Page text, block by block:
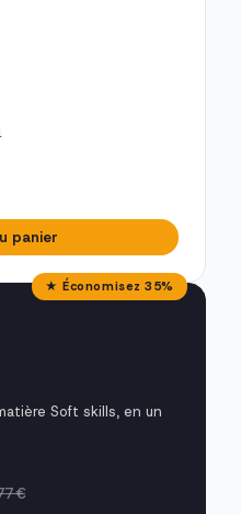
panier
★ Économisez 35%
Soft skills, en un
€